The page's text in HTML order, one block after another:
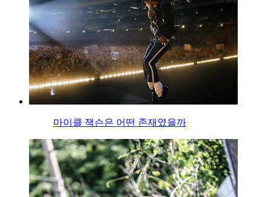
마이클 잭슨은 어떤 존재였을까